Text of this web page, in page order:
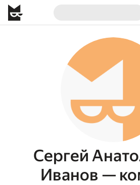
Сергей
Иванов —